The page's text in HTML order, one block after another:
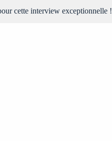
cette interview exceptionnelle !